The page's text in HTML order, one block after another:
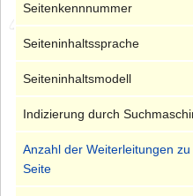
Seitenkennnummer
Seiteninhaltssprache
Seiteninhaltsmodell
Indizierung durch
Anzahl der Weiterleitungen
Seite